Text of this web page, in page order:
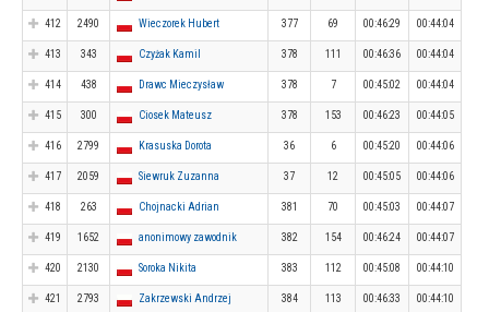
412 2490 Wieczorek Hubert 377 69 00:46:29 00:44:04
413 343 Czyżak Kamil 378 111 00:46:36 00:44:04
414 438 Drawc Mieczysław 378 7 00:45:02 00:44:04
415 300 Ciosek Mateusz 378 153 00:46:23 00:44:05
416 2799 Krasuska Dorota 36 6 00:45:20 00:44:06
417 2059 Siewruk Zuzanna 37 12 00:45:05 00:44:06
418 263 Chojnacki Adrian 381 70 00:45:03 00:44:07
419 1652 anonimowy zawodnik 382 154 00:46:24 00:44:07
420 2130 Soroka Nikita 383 112 00:45:08 00:44:10
421 2793 Zakrzewski Andrzej 384 113 00:46:33 00:44:10